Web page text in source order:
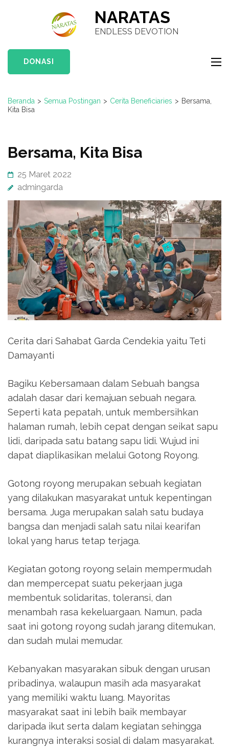
(Tekan
Enter)
NARATAS
ENDLESS DEVOTION
DONASI
Beranda > Semua Postingan > Cerita Beneficiaries > Bersama,
Kita Bisa
Bersama, Kita Bisa
25 Maret 2022
admingarda
Cerita dari Sahabat Garda Cendekia yaitu Teti
Damayanti
Bagiku Kebersamaan dalam Sebuah bangsa
adalah dasar dari kemajuan sebuah negara.
Seperti kata pepatah, untuk membersihkan
halaman rumah, lebih cepat dengan seikat sapu
lidi, daripada satu batang sapu lidi. Wujud ini
dapat diaplikasikan melalui Gotong Royong.
Gotong royong merupakan sebuah kegiatan
yang dilakukan masyarakat untuk kepentingan
bersama. Juga merupakan salah satu budaya
bangsa dan menjadi salah satu nilai kearifan
lokal yang harus tetap terjaga.
Kegiatan gotong royong selain mempermudah
dan mempercepat suatu pekerjaan juga
membentuk solidaritas, toleransi, dan
menambah rasa kekeluargaan. Namun, pada
saat ini gotong royong sudah jarang ditemukan,
dan sudah mulai memudar.
Kebanyakan masyarakan sibuk dengan urusan
pribadinya, walaupun masih ada masyarakat
yang memiliki waktu luang. Mayoritas
masyarakat saat ini lebih baik membayar
daripada ikut serta dalam kegiatan sehingga
kurangnya interaksi sosial di dalam masyarakat.